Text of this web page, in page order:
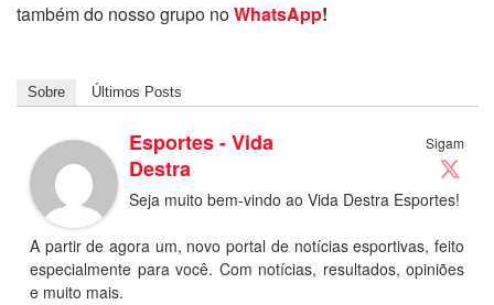
também do nosso grupo noWhatsApp!
Sobre Últimos Posts
Sigam
Esportes - Vida
Destra
Seja muito bem-vindo ao Vida Destra Esportes!
A partir de agora um, novo portal de notícias esportivas, feito
especialmente para você. Com notícias, resultados, opiniões
e muito mais.